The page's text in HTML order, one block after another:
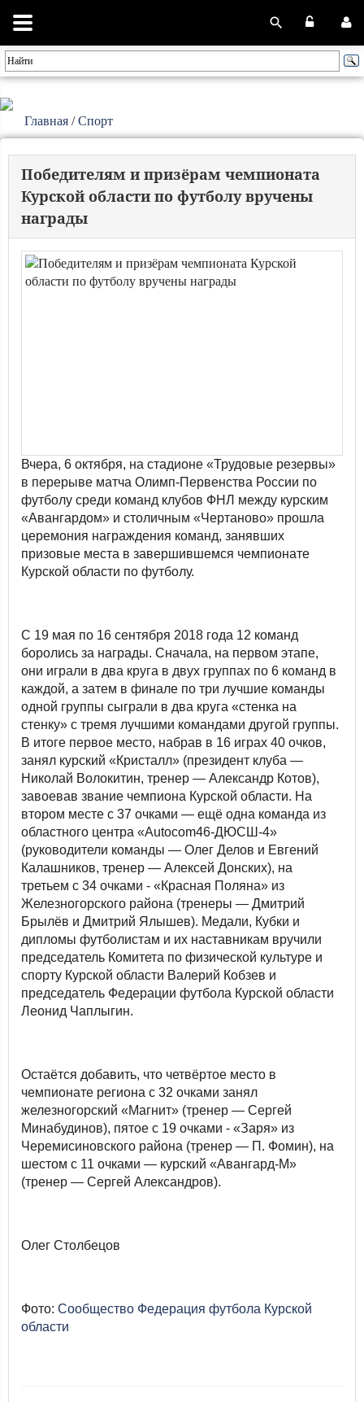
Главная /Спорт
Победителям и призёрам чемпионата
Курской области по футболу вручены
награды
Вчера, 6 октября, на стадионе «Трудовые резервы»
в перерыве матча Олимп-Первенства России по
футболу среди команд клубов ФНЛ между курским
«Авангардом» и столичным «Чертаново» прошла
церемония награждения команд, занявших
призовые места в завершившемся чемпионате
Курской области по футболу.
С 19 мая по 16 сентября 2018 года 12 команд
боролись за награды. Сначала, на первом этапе,
они играли в два круга в двух группах по 6 команд в
каждой, а затем в финале по три лучшие команды
одной группы сыграли в два круга «стенка на
стенку» с тремя лучшими командами другой группы.
В итоге первое место, набрав в 16 играх 40 очков,
занял курский «Кристалл» (президент клуба —
Николай Волокитин, тренер — Александр Котов),
завоевав звание чемпиона Курской области. На
втором месте с 37 очками — ещё одна команда из
областного центра «Autocom46-ДЮСШ-4»
(руководители команды — Олег Делов и Евгений
Калашников, тренер — Алексей Донских), на
третьем с 34 очками - «Красная Поляна» из
Железногорского района (тренеры — Дмитрий
Брылёв и Дмитрий Ялышев). Медали, Кубки и
дипломы футболистам и их наставникам вручили
председатель Комитета по физической культуре и
спорту Курской области Валерий Кобзев и
председатель Федерации футбола Курской области
Леонид Чаплыгин.
Остаётся добавить, что четвёртое место в
чемпионате региона с 32 очками занял
железногорский «Магнит» (тренер — Сергей
Минабудинов), пятое с 19 очками - «Заря» из
Черемисиновского района (тренер — П. Фомин), на
шестом с 11 очками — курский «Авангард-М»
(тренер — Сергей Александров).
Олег Столбецов
Фото: Сообщество Федерация футбола Курской
области